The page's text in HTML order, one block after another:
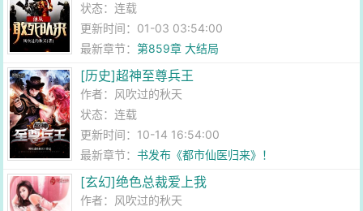
状态：连载
更新时间：01-03 03:54:00
最新章节：第859章 大结局
[历史]超神至尊兵王
作者： 风吹过的秋天
状态：连载
更新时间：10-14 16:54:00
最新章节：书发布《都市仙医归来》！
[玄幻]绝色总裁爱上我
作者： 风吹过的秋天